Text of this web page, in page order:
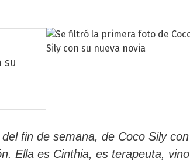
su
fin de semana, de Coco Sily con
Ella es Cinthia, es terapeuta, vino